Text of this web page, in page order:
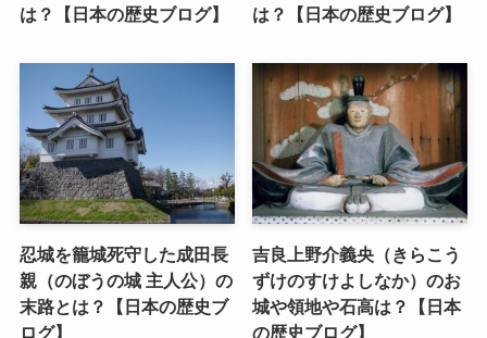
は？【日本の歴史ブログ】
は？【日本の歴史ブログ】
忍城を籠城死守した成田長
親（のぼうの城 主人公）の
末路とは？【日本の歴史ブ
ログ】
吉良上野介義央（きらこう
ずけのすけよしなか）のお
城や領地や石高は？【日本
の歴史ブログ】